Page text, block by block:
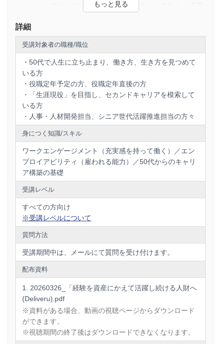
４．「エンプロイアビリティ（雇われる力）」の向上 ～老害
化を防ぐマインドセット～
・組織に求められる「資産人財」と、敬遠される「コスト
財」の分岐点
・どこででも通用するポータブルスキルを磨く
５．「ゴールド人財」への3つのポイント ～唯一無二の自分
・不要な執着を手放す断捨離で心の余裕
・成長・進化を止めず、セカンドキャリアを展望する
詳細
受講対象者の職種/職位
・50代で人生に立ち止まり、働き方、生き方を見つめて
いる方
・役職定年予定の方、役職定年直後の方
・「生涯現役」を目指し、セカンドキャリアを模索して
いる方
・人事・人材開発担当、シニア世代活躍推進担当の方々
身につく知識/スキル
ワークエンゲージメント（充実感を持って働く）／エン
プロイアビリティ（雇われる能力）／50代からのキャリ
ア構築の基礎
受講レベル
すべての方向け
※受講レベルについて
質問方法
受講期間中は、メールにて質問を受け付けます。
配布資料
20260326_「経験を資産にかえて活躍し続ける人財へ
(Deliveru).pdf
※資料がある場合、動画の視聴ページからダウンロード
ができます。
※視聴期間の終了後はダウンロードできなくなります。